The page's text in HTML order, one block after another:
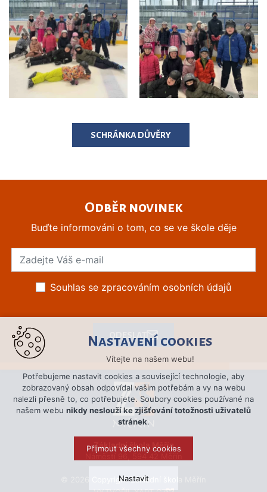
SCHRÁNKA DŮVĚRY
Odběr novinek
Buďte informováni o tom, co se ve škole děje
Souhlas se zpracováním osobních údajů
Základní škola Měřín
Náměstí 96, 594 42 Měřín
© 2026 Copyright Základní škola Měřín
Nastavení cookies
Vítejte na našem webu!
Potřebujeme nastavit cookies a související technologie, aby
zobrazovaný obsah odpovídal vašim potřebám a vy na webu
nalezli přesně to, co potřebujete. Soubory cookies používané na
našem webu nikdy neslouží ke zjišťování totožnosti uživatelů
stránek.
Přijmout všechny cookies
Nastavit